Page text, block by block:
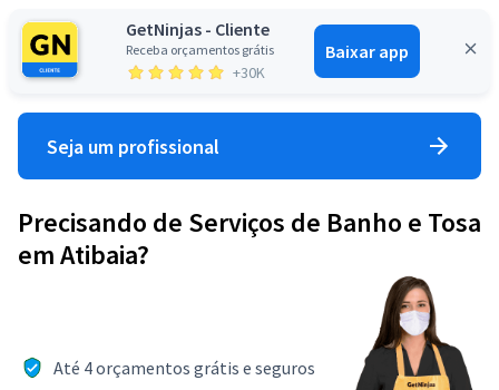
GetNinjas - Cliente
Receba orçamentos grátis
+30K
Baixar app
Entrar
Seja um profissional
Precisando de Serviços de Banho e Tosa
em Atibaia?
Até 4 orçamentos grátis e seguros